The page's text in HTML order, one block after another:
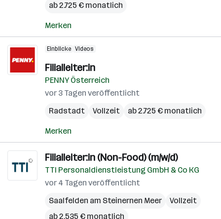
ab 2.725 € monatlich
Merken
Einblicke Videos
Filialleiter:in
PENNY Österreich
vor 3 Tagen veröffentlicht
Radstadt
Vollzeit ab 2.725 € monatlich
Merken
Filialleiter:in (Non-Food) (m/w/d)
TTI Personaldienstleistung GmbH & Co KG
vor 4 Tagen veröffentlicht
Saalfelden am Steinernen Meer
Vollzeit
ab 2.535 € monatlich